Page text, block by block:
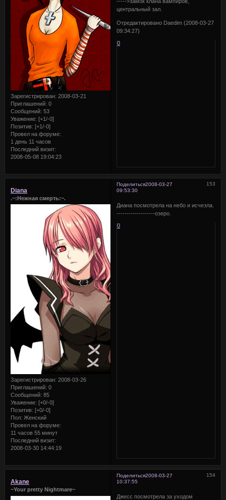
Зарегистрирован: 2008-03-21
Приглашений: 0
Сообщений: 53
Уважение: [+1/-0]
Позитив: [+1/-0]
Провел на форуме:
1 день 11 часов
Последний визит:
2008-05-08 19:04:23
центральный зал.
Отредактировано Daedim (2008-03-27
09:34:27)
0
Поделиться 153
2008-03-27
09:53:30
Diana
.~:Нежная смерть:~.
Зарегистрирован: 2008-03-26
Приглашений: 0
Сообщений: 85
Уважение: [+0/-0]
Позитив: [+0/-0]
Пол: Женский
Провел на форуме:
11 часов 55 минут
Последний визит:
2008-03-30 14:44:19
Диана посмотрела на небо и исчезла.
-------------------озеро.
0
Поделиться 154
2008-03-27
10:37:55
Akane
~Your pretty Nightmare~
Джесс посмотрела за уходом